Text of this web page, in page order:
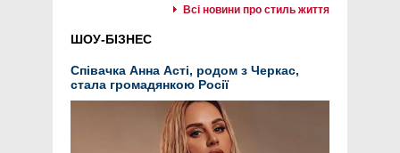
Всі новини про стиль життя
ШОУ-БІЗНЕС
Співачка Анна Асті, родом з Черкас,
стала громадянкою Росії